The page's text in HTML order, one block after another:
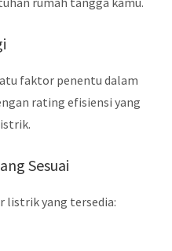
faktor penentu dalam
rating efisiensi yang
Sesuai
listrik yang tersedia: